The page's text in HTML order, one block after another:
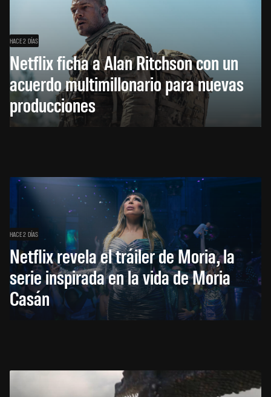
HACE 2 DÍAS
Netflix ficha a Alan Ritchson con un
acuerdo multimillonario para nuevas
producciones
HACE 2 DÍAS
Netflix revela el tráiler de Moria, la
serie inspirada en la vida de Moria
Casán